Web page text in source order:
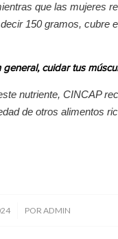
que las mujeres
150 gramos, cubre
cuidar tus
nutriente, CINCAP
de otros alimentos
PORADMIN